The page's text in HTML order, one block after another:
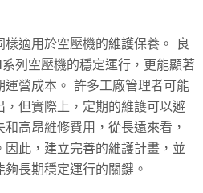
樣適用於空壓機的維護保養。 良
列空壓機的穩定運行，更能顯著
營成本。 許多工廠管理者可能
但實際上，定期的維護可以避
高昂維修費用，從長遠來看，
此，建立完善的維護計畫，並
長期穩定運行的關鍵。